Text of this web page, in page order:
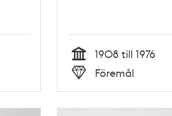
Tid
1908 till 1976
Typ
Föremål